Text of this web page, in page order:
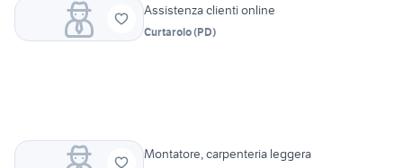
Assistenza clienti online
Curtarolo(PD)
Montatore, carpenteria leggera